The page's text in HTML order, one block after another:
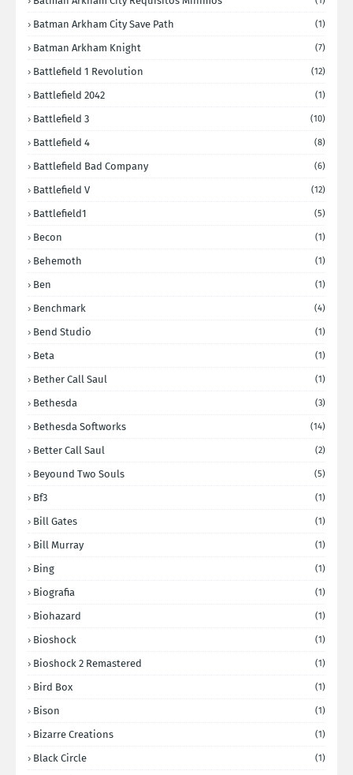
Batman Arkham City Save Path (1)
Batman Arkham Knight (7)
Battlefield 1 Revolution (12)
Battlefield 2042 (1)
Battlefield 3 (10)
Battlefield 4 (8)
Battlefield Bad Company (6)
Battlefield V (12)
Battlefield1 (5)
Becon (1)
Behemoth (1)
Ben (1)
Benchmark (4)
Bend Studio (1)
Beta (1)
Bether Call Saul (1)
Bethesda (3)
Bethesda Softworks (14)
Better Call Saul (2)
Beyound Two Souls (5)
Bf3 (1)
Bill Gates (1)
Bill Murray (1)
Bing (1)
Biografia (1)
Biohazard (1)
Bioshock (1)
Bioshock 2 Remastered (1)
Bird Box (1)
Bison (1)
Bizarre Creations (1)
Black Circle (1)